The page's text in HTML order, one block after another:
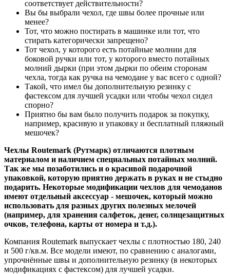
соответствует действительности?
Вы бы выбрали чехол, где швы более прочные или
менее?
Тот, что можно постирать в машинке или тот, что
стирать категорически запрещено?
Тот чехол, у которого есть потайные молнии для
боковой ручки или тот, у которого вместо потайных
молний дырки (при этом дырки по обеим сторонам
чехла, тогда как ручка на чемодане у вас всего с одной?
Такой, что имел бы дополнительную резинку с
фастексом для лучшей усадки или чтобы чехол сидел
спорно?
Приятно бы вам было получить подарок за покупку,
например, красивую и упаковку и бесплатный пляжный
мешочек?
Чехлы Routemark (Рутмарк) отличаются плотным
материалом и наличием специальных потайных молний.
Так же мы позаботились и о красивой подарочной
упаковкой, которую приятно держать в руках и не стыдно
подарить. Некоторые модификации чехлов для чемоданов
имеют отдельный аксессуар - мешочек, который можно
использовать для разных других полезных мелочей
(например, для хранения салфеток, денег, солнцезащитных
очков, телефона, карты от номера и т.д.).
Компания Routemark выпускает чехлы с плотностью 180, 240
и 500 г/кв.м. Все модели имеют, по сравнению с аналогами,
упрочнённые швы и дополнительную резинку (в некоторых
модификациях с фастексом) для лучшей усадки.